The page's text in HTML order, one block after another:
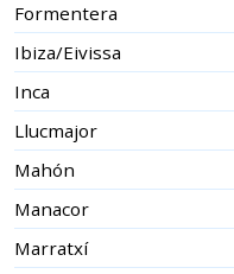
Formentera
Ibiza/Eivissa
Inca
Llucmajor
Mahón
Manacor
Marratxí